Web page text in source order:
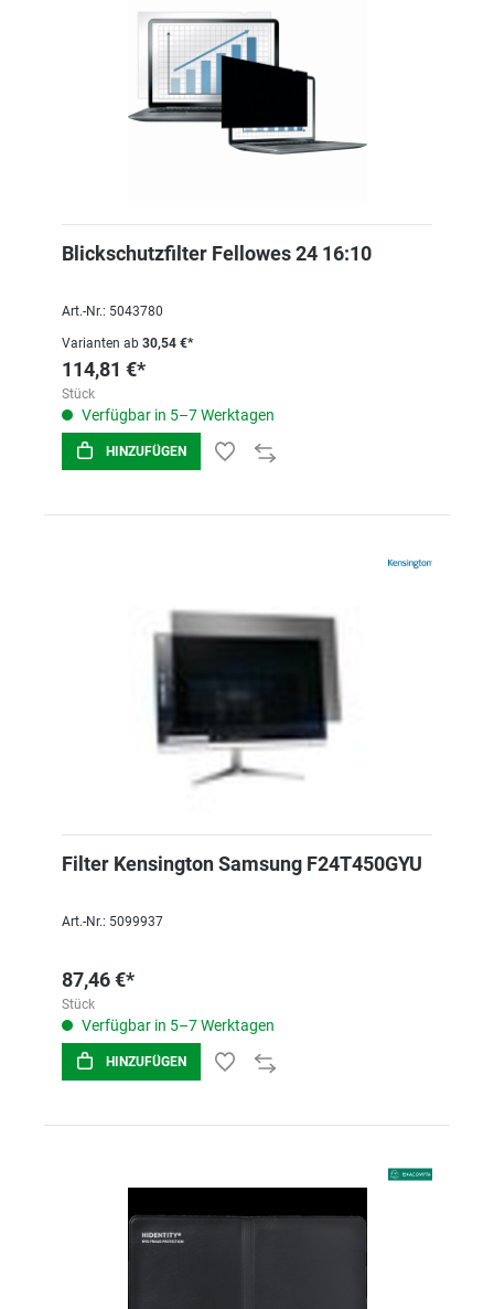
Blickschutzfilter Fellowes 24 16:10
Art.-Nr.: 5043780
Varianten ab 30,54 €*
114,81 €*
Stück
Verfügbar in 5–7 Werktagen
HINZUFÜGEN
Filter Kensington Samsung F24T450GYU
Art.-Nr.: 5099937
87,46 €*
Stück
Verfügbar in 5–7 Werktagen
HINZUFÜGEN